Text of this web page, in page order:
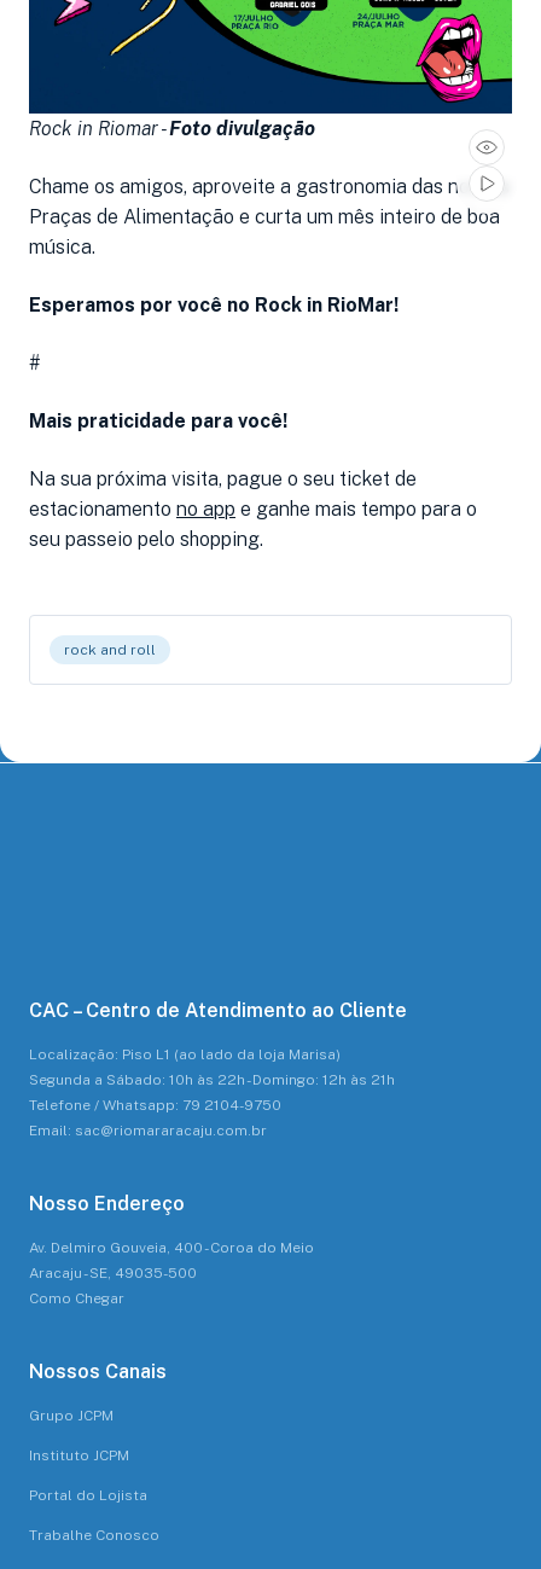
Rock in Riomar -Foto divulgação
Chame os amigos, aproveite a gastronomia das nossas
Praças de Alimentação e curta um mês inteiro de boa
música.
Esperamos por você no Rock in RioMar!
#
Mais praticidade para você!
Na sua próxima visita, pague o seu ticket de
estacionamento no app e ganhe mais tempo para o
seu passeio pelo shopping.
rock and roll
CAC – Centro de Atendimento ao Cliente
Localização: Piso L1 (ao lado da loja Marisa)
Segunda a Sábado: 10h às 22h - Domingo: 12h às 21h
Telefone / Whatsapp: 79 2104-9750
Email: sac@riomararacaju.com.br
Nosso Endereço
Av. Delmiro Gouveia, 400 - Coroa do Meio
Aracaju - SE, 49035-500
Como Chegar
Nossos Canais
Grupo JCPM
Instituto JCPM
Portal do Lojista
Trabalhe Conosco